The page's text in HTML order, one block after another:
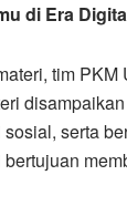
di Era
tim
serta